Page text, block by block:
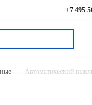
+7 495
Автоматический